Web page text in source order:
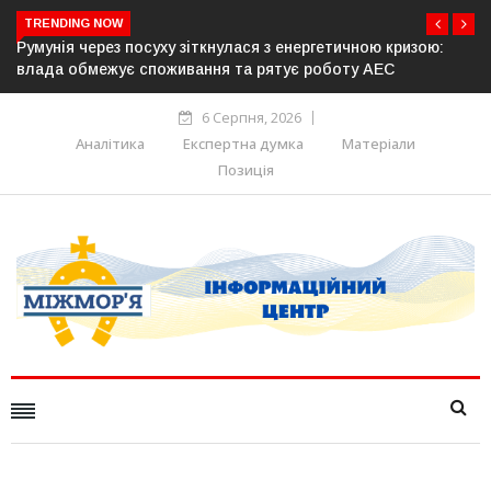
TRENDING NOW
кризою:
Латвія готова направити до 20 військових для
розблокування Ормузької протоки
6 Серпня, 2026
Аналітика
Експертна думка
Матеріали
Позиція